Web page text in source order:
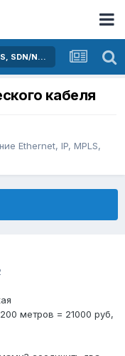
Активное оборудование Ethernet, IP, MPLS, SDN/NFV...
кабеля
Ethernet, IP, MPLS,
метров = 21000 руб,